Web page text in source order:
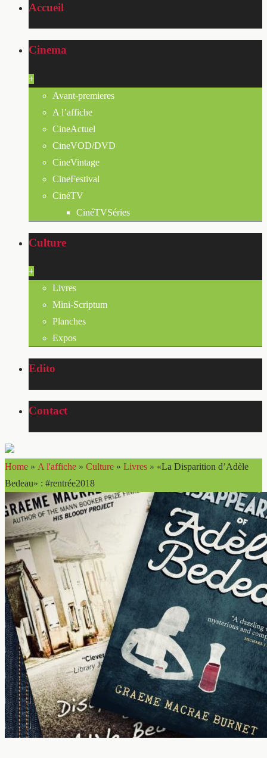
Accueil
Cinema
+
Avant-premieres
A l’affiche
CineActuel
CineVOD/DVD
CineVintage
CineFestival
CinéTV
CinéTVSéries
Culture
+
Livres
Mini-Scriptum
Planches
Expos
Edito
Contact
Home » A l'affiche » Culture » Livres » «La Disparition d’Adèle
Bedeau» : #rentrée2018